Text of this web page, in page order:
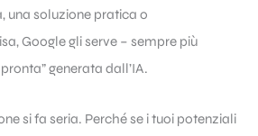
una soluzione pratica o
Google gli serve – sempre più
generata dall’IA.
si fa seria. Perché se i tuoi potenziali